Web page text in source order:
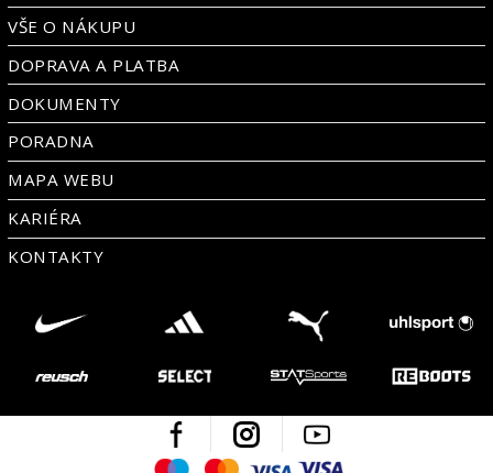
VŠE O NÁKUPU
DOPRAVA A PLATBA
DOKUMENTY
PORADNA
MAPA WEBU
KARIÉRA
KONTAKTY
Facebook Instagram
MaestroMastercard
Visa